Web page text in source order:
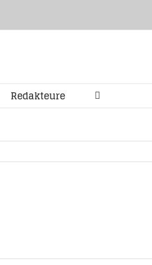
Redakteure